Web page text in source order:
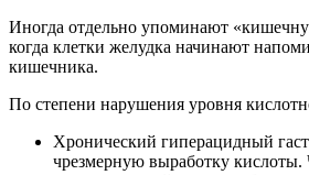
Иногда отдельно упоминают
когда клетки желудка начинают
кишечника.
По степени нарушения уровня
Хронический гиперацидный
чрезмерную выработку